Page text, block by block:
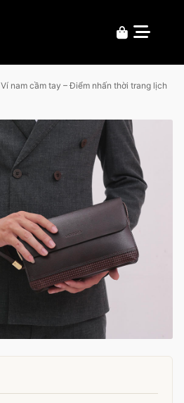
Ví nam cầm tay – Điểm nhấn thời trang lịch